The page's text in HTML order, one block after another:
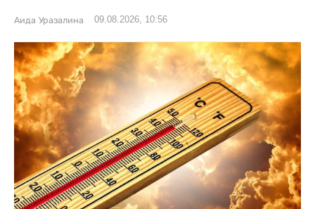
Аида Уразалина 09.08.2026, 10:56